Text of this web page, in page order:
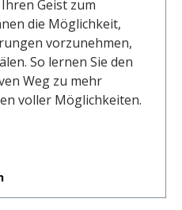
Geist zum
die Möglichkeit,
vorzunehmen,
So lernen Sie den
Weg zu mehr
voller Möglichkeiten.